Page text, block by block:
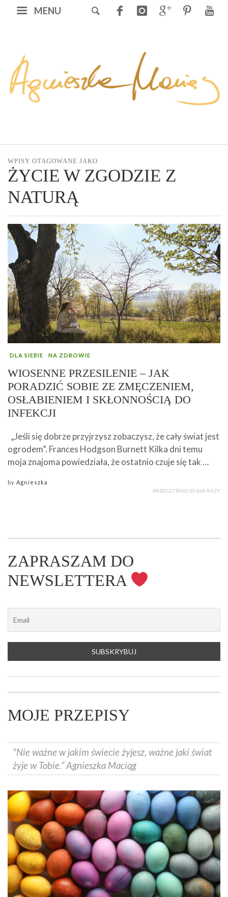
MENU
WPISY OTAGOWANE JAKO
ŻYCIE W ZGODZIE Z
NATURĄ
DLA SIEBIE NA ZDROWIE
WIOSENNE PRZESILENIE – JAK
PORADZIĆ SOBIE ZE ZMĘCZENIEM,
OSŁABIENIEM I SKŁONNOŚCIĄ DO
INFEKCJI
„Jeśli się dobrze przyjrzysz zobaczysz, że cały świat jest
ogrodem”. Frances Hodgson Burnett Kilka dni temu
moja znajoma powiedziała, że ostatnio czuje się tak …
by Agnieszka
PRZECZYTANO 50 668 RAZY
ZAPRASZAM DO
NEWSLETTERA
MOJE PRZEPISY
"Nie ważne w jakim świecie żyjesz, ważne jaki świat
żyje w Tobie.” Agnieszka Maciąg